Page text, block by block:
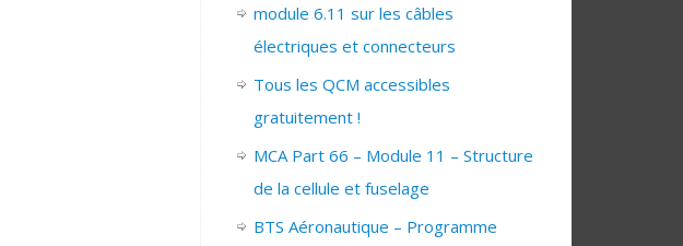
module 6.11 sur les câbles
électriques et connecteurs
Tous les QCM accessibles
gratuitement !
MCA Part 66 – Module 11 – Structure
de la cellule et fuselage
BTS Aéronautique – Programme